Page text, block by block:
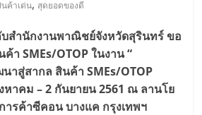
ค้าเด่น, สุดยอดของดี
สำนักงานพาณิชย์จังหวัดสุรินทร์ ขอ
า SMEs/OTOP ในงาน “
สู่สากล สินค้า SMEs/OTOP
หาคม – 2 กันยายน 2561 ณ ลานโย
รค้าซีคอน บางแค กรุงเทพฯ